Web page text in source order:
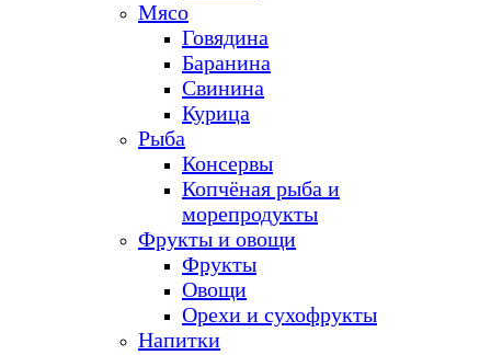
Мясо
Говядина
Баранина
Свинина
Курица
Рыба
Консервы
Копчёная рыба и
морепродукты
Фрукты и овощи
Фрукты
Овощи
Орехи и сухофрукты
Напитки